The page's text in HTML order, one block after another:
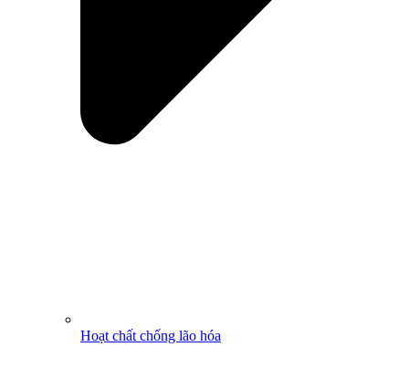
Hoạt chất chống lão hóa